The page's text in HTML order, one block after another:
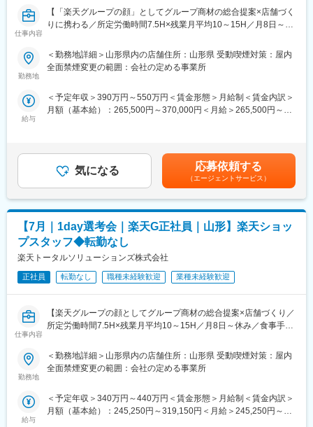
変更の範囲：会社の定める業務
い、東北経済産業局が主催する「TOHOKU DX対象2023」におい
て最優秀賞、「日本DX大賞2025支援部門」において大賞を受賞
しました。
推進する先端的な業務にも力を入れています。
界ランキング500』の会計事務所従業員数ランキングにて東北1位
となりました
仕事内容
【「楽天グループの顔」としてグループ商材の総合提案×店舗づく
りに携わる／所定労働時間7.5H×残業月平均10～15H／月8日～休
楽天モバイルショップに来店されるお客様へ、スマートフォン・
料金プラン・楽天カード・楽天市場・楽天ポイントなど、楽天経
て、お客様の生活をより豊かにするトータルサポートを行うポジ
ションです。
・新規契約・機種変更の受付および提案
・料金プラン、楽天ポイント活用、楽天カード、各種サービスの
案内
・スマホの初期設定・データ移行サポート
・問い合わせ対応
◇店舗運営
・在庫管理、売り場づくり、POP作成
・KPI管理・数値振り返り
■教育体制：
れなど基礎から学べ、楽天グループ共通のeラーニングでビジネス
スキルの習得も可能。未経験でも安心してスタートできる環境で
■このポジションの魅力：
◇未経験でも成長しやすいシンプルなオペレーション
勤務地
＜勤務地詳細＞山形県内の店舗住所：山形県 受動喫煙対策：屋内
全面禁煙変更の範囲：会社の定める事業所
給与
＜予定年収＞390万円～550万円＜賃金形態＞月給制＜賃金内訳＞
月額（基本給）：265,500円～370,000円＜月給＞265,500円～
気になる 応募依頼する
（エージェントサービス）
【7月｜1day選考会｜楽天G正社員｜山形】楽天ショッ
プスタッフ◆転勤なし
楽天トータルソリューションズ株式会社
正社員 転勤なし 職種未経験歓迎 業種未経験歓迎
仕事内容
【楽天グループの顔としてグループ商材の総合提案×店舗づくり／
所定労働時間7.5H×残業月平均10～15H／月8日～休み／食事手当
楽天モバイルショップに来店されるお客様へ、スマートフォン・
料金プラン・楽天カード・楽天市場・楽天ポイントなど、楽天経
活をより豊かにするトータルサポートを行うポジションです。
勤務地
＜勤務地詳細＞山形県内の店舗住所：山形県 受動喫煙対策：屋内
全面禁煙変更の範囲：会社の定める事業所
給与
＜予定年収＞340万円～440万円＜賃金形態＞月給制＜賃金内訳＞
月額（基本給）：245,250円～319,150円＜月給＞245,250円～